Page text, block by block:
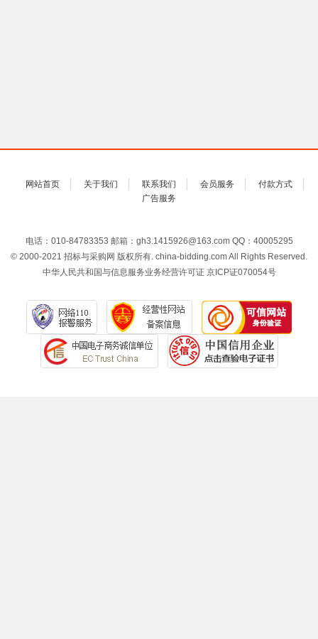
网站首页 关于我们 联系我们 会员服务
付款方式
广告服务
电话：010-84783353 邮箱：gh3.1415926@163.com QQ：40005295
© 2000-2021 招标与采购网 版权所有. china-bidding.com All Rights Reserved.
中华人民共和国与信息服务业务经营许可证 京ICP证070054号